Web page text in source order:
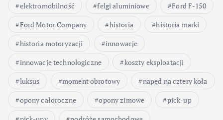
elektromobilność
felgi aluminiowe
Ford F-150
Ford Motor Company
historia
historia marki
historia motoryzacji
innowacje
innowacje technologiczne
koszty eksploatacji
luksus
moment obrotowy
napęd na cztery koła
opony całoroczne
opony zimowe
pick-up